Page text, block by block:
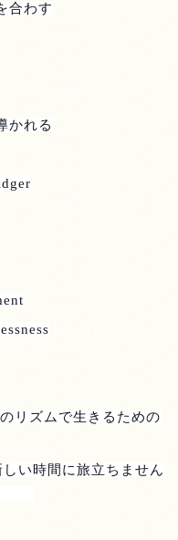
合わす
かれる
リズムで生きるための
しい時間に旅立ちません